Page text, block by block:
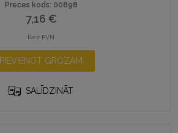
Preces kods: 00898
7,16 €
Bez PVN
PIEVIENOT GROZAM
SALĪDZINĀT